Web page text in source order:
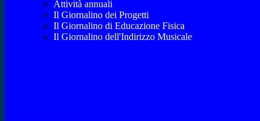
Attività annuali
Il Giornalino dei Progetti
Il Giornalino di Educazione Fisica
Il Giornalino dell'Indirizzo Musicale